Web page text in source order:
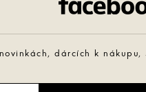
dárcích k nákupu,